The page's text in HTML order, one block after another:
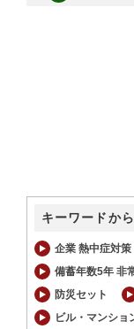
キーワードか
企業 熱中症対策
備蓄年数5年 非
防災セット
ビル・マンショ